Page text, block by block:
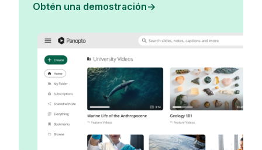
Obtén una demostración